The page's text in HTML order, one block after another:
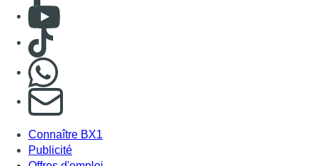
Consulter Youtube
Consulter TikTok
S'abonner à notre newsletter
Connaître BX1
Publicité